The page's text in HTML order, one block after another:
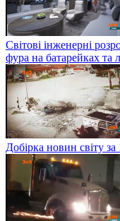
Світові інженерні
фура на батарейках та
Добірка новин світу